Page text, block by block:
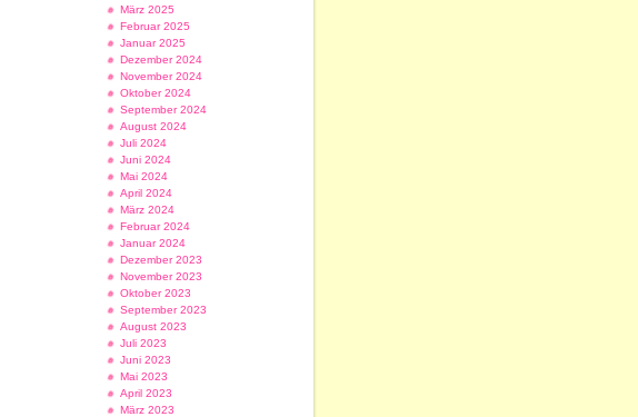
März 2025
Februar 2025
Januar 2025
Dezember 2024
November 2024
Oktober 2024
September 2024
August 2024
Juli 2024
Juni 2024
Mai 2024
April 2024
März 2024
Februar 2024
Januar 2024
Dezember 2023
November 2023
Oktober 2023
September 2023
August 2023
Juli 2023
Juni 2023
Mai 2023
April 2023
März 2023